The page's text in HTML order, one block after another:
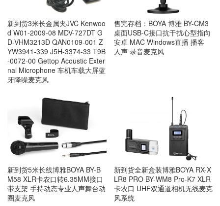
新到货3米长金属夹JVC Kenwoo
d W01-2009-08 MDV-727DT G
D-VHM3213D QAN0109-001 Z
YW3941-339 J5H-3374-33 T9B
-0072-00 Gettop Acoustic Exter
nal Microphone 车机车载大屏蓝
牙降噪麦克风
售完存档：BOYA 博雅 BY-CM3
桌面USB-C接口抗干扰心型指向
安卓 MAC Windows直播 播客
人声 录音麦克风
新到货5米长线博雅BOYA BY-B
M58 XLR卡农口转6.35MM接口
带支架 手持动态专业人声舞台动
圈麦克风
新到货全新盒装博雅BOYA RX-X
LR8 PRO BY-WM8 Pro-K7 XLR
卡农口 UHF双通道相机无线麦克
风系统